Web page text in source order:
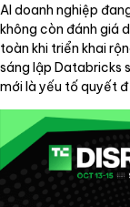
AI doanh nghiệp
không còn đánh giá
toàn khi triển khai
sáng lập Databricks
mới là yếu tố quyết